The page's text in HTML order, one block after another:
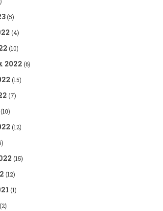
(5)
(4)
(10)
2022 (6)
(15)
(7)
(10)
(12)
(15)
(12)
(1)
(2)